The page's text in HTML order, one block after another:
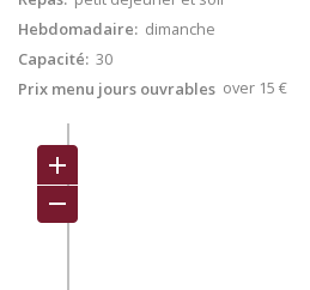
Hebdomadaire: dimanche
Capacité: 30
Prix menu jours ouvrables over 15 €